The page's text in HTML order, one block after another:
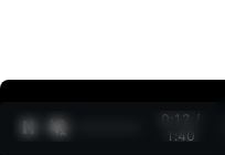
0:13 /
1:40